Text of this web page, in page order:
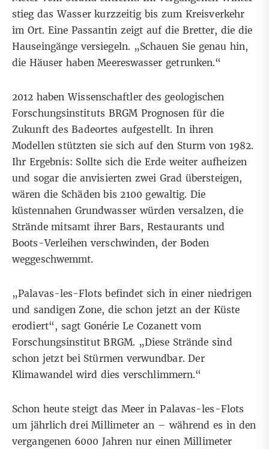
stieg das Wasser kurzzeitig bis zum Kreisverkehr
im Ort. Eine Passantin zeigt auf die Bretter, die die
Hauseingänge versiegeln. „Schauen Sie genau hin,
die Häuser haben Meereswasser getrunken.“
2012 haben Wissenschaftler des geologischen
Forschungsinstituts BRGM Prognosen für die
Zukunft des Badeortes aufgestellt. In ihren
Modellen stützten sie sich auf den Sturm von 1982.
Ihr Ergebnis: Sollte sich die Erde weiter aufheizen
und sogar die anvisierten zwei Grad übersteigen,
wären die Schäden bis 2100 gewaltig. Die
küstennahen Grundwasser würden versalzen, die
Strände mitsamt ihrer Bars, Restaurants und
Boots-Verleihen verschwinden, der Boden
weggeschwemmt.
„Palavas-les-Flots befindet sich in einer niedrigen
und sandigen Zone, die schon jetzt an der Küste
erodiert“, sagt Gonérie Le Cozanett vom
Forschungsinstitut BRGM. „Diese Strände sind
schon jetzt bei Stürmen verwundbar. Der
Klimawandel wird dies verschlimmern.“
Schon heute steigt das Meer in Palavas-les-Flots
um jährlich drei Millimeter an – während es in den
vergangenen 6000 Jahren nur einen Millimeter